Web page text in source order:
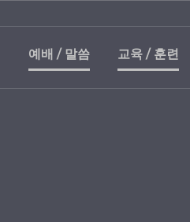
예배 / 말씀 교육 / 훈련